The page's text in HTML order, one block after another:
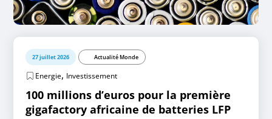
27 juillet 2026 Actualité Monde
Energie, Investissement
100 millions d’euros pour la première
gigafactory africaine de batteries LFP